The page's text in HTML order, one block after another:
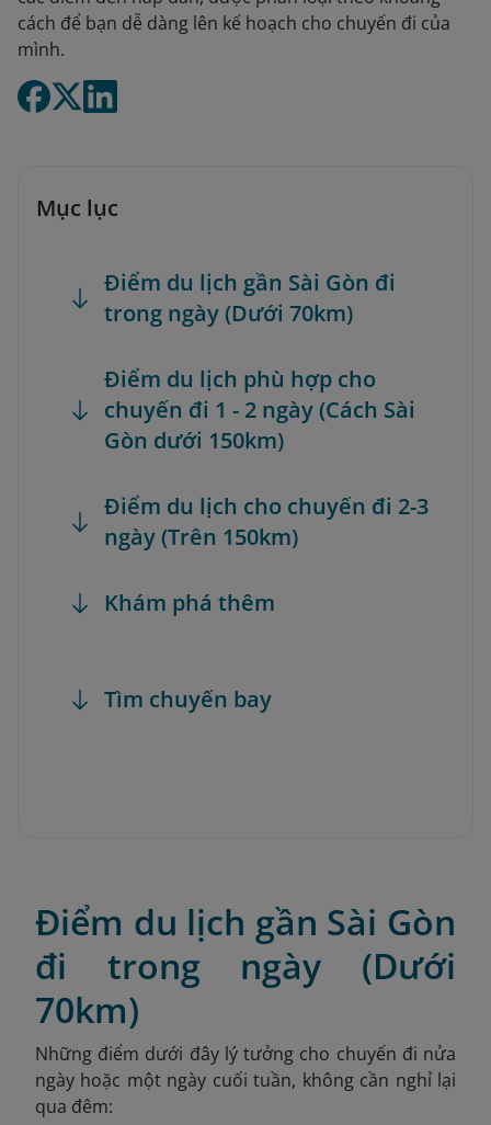
cách để bạn dễ dàng lên kế hoạch cho chuyến đi của
mình.
Mục lục
Điểm du lịch gần Sài Gòn đi
trong ngày (Dưới 70km)
Điểm du lịch phù hợp cho
chuyến đi 1 - 2 ngày (Cách Sài
Gòn dưới 150km)
Điểm du lịch cho chuyến đi 2-3
ngày (Trên 150km)
Khám phá thêm
Tìm chuyến bay
Điểm du lịch gần Sài Gòn
đi trong ngày (Dưới
70km)
Những điểm dưới đây lý tưởng cho chuyến đi nửa
ngày hoặc một ngày cuối tuần, không cần nghỉ lại
qua đêm: